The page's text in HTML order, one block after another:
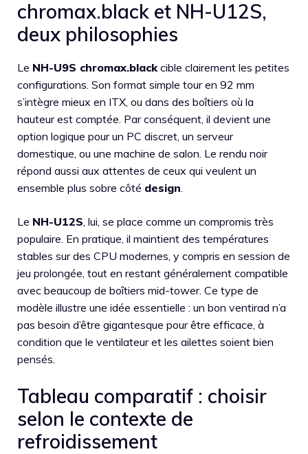
chromax.black et NH-U12S,
deux philosophies
Le NH-U9S chromax.blackcible clairement les petites
configurations. Son format simple tour en 92 mm
s’intègre mieux en ITX, ou dans des boîtiers où la
hauteur est comptée. Par conséquent, il devient une
option logique pour un PC discret, un serveur
domestique, ou une machine de salon. Le rendu noir
répond aussi aux attentes de ceux qui veulent un
ensemble plus sobre côté design.
Le NH-U12S, lui, se place comme un compromis très
populaire. En pratique, il maintient des températures
stables sur des CPU modernes, y compris en session de
jeu prolongée, tout en restant généralement compatible
avec beaucoup de boîtiers mid-tower. Ce type de
modèle illustre une idée essentielle : un bon ventirad n’a
pas besoin d’être gigantesque pour être efficace, à
condition que le ventilateur et les ailettes soient bien
pensés.
Tableau comparatif : choisir
selon le contexte de
refroidissement